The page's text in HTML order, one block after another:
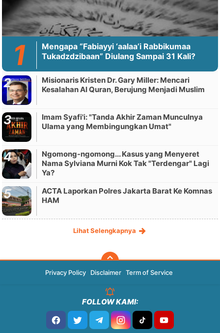
Mengapa “Fabiayyi ‘aalaa’i Rabbikumaa
Tukadzdzibaan” Diulang Sampai 31 Kali?
Misionaris Kristen Dr. Gary Miller: Mencari
Kesalahan Al Quran, Berujung Menjadi Muslim
Imam Syafi'i: "Tanda Akhir Zaman Munculnya
Ulama yang Membingungkan Umat"
Ngomong-ngomong... Kasus yang Menyeret
Nama Sylviana Murni Kok Tak "Terdengar" Lagi
Ya?
ACTA Laporkan Polres Jakarta Barat Ke Komnas
HAM
Lihat Selengkapnya
Privacy Policy Disclaimer Term of Service
FOLLOW KAMI: